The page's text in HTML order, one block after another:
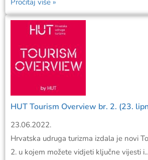
Pročitaj više »
HUT Tourism Overview br. 2. (23.
23.06.2022.
Hrvatska udruga turizma izdala je novi
2. u kojem možete vidjeti ključne vijesti